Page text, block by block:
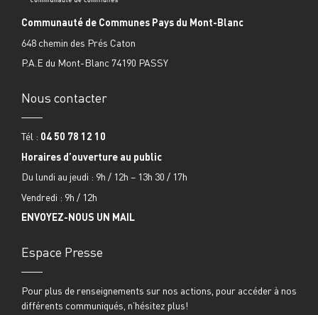
Communauté de Communes Pays du Mont-Blanc
648 chemin des Prés Caton
P.A.E du Mont-Blanc 74190 PASSY
Nous contacter
Tél : 04 50 78 12 10
Horaires d’ouverture au public
Du lundi au jeudi : 9h / 12h – 13h 30 / 17h
Vendredi : 9h / 12h
ENVOYEZ-NOUS UN MAIL
Espace Presse
Pour plus de renseignements sur nos actions, pour accéder à nos
différents communiqués, n’hésitez plus!